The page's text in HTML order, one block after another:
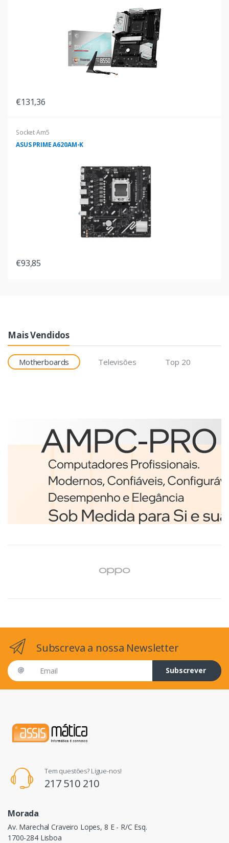
€131,36
Socket Am5
ASUS PRIME A620AM-K
€93,85
Mais Vendidos
Motherboards Televisões Top 20
Etiquetas
Brother BCS-1J074102-121
etiqueta para impressão
Branco
€98,75
Subscreva a nossa Newsletter
Email address
Subscrever
Tem questões? Ligue-nos!
217 510 210
Morada
Av. Marechal Craveiro Lopes, 8 E - R/C Esq.
1700-284 Lisboa